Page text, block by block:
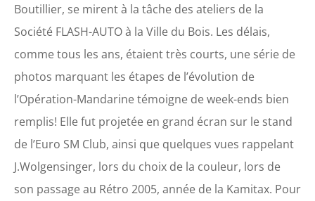
Boutillier, se mirent à la tâche des ateliers de la
Société FLASH-AUTO à la Ville du Bois. Les délais,
comme tous les ans, étaient très courts, une série de
photos marquant les étapes de l’évolution de
l’Opération-Mandarine témoigne de week-ends bien
remplis! Elle fut projetée en grand écran sur le stand
de l’Euro SM Club, ainsi que quelques vues rappelant
J.Wolgensinger, lors du choix de la couleur, lors de
son passage au Rétro 2005, année de la Kamitax. Pour